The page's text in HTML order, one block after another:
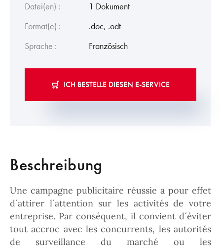
Datei(en) :
1 Dokument
Format(e) :
.doc, .odt
Sprache :
Französisch
ICH BESTELLE DIESEN E-SERVICE
Beschreibung
Une campagne publicitaire réussie a pour effet
d´attirer l´attention sur les activités de votre
entreprise. Par conséquent, il convient d´éviter
tout accroc avec les concurrents, les autorités
de surveillance du marché ou les